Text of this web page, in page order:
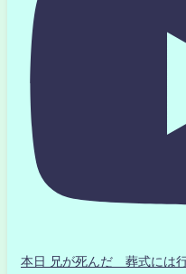
本日 兄が死んだ 葬式には